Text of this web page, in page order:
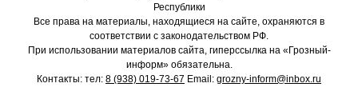
Республики
Все права на материалы, находящиеся на сайте, охраняются в
соответствии с законодательством РФ.
При использовании материалов сайта, гиперссылка на «Грозный-
информ» обязательна.
Контакты: тел: 8 (938) 019-73-67 Email: grozny-inform@inbox.ru